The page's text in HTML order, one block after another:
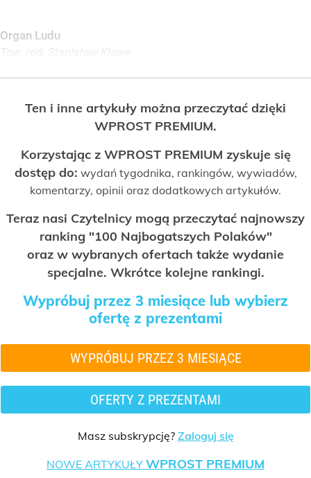
Organ Ludu
Tow. red. Stanisław Klawe
Ten i inne artykuły można przeczytać dzięki
WPROST PREMIUM.
Korzystając z WPROST PREMIUM zyskuje się
dostęp do: wydań tygodnika, rankingów, wywiadów,
komentarzy, opinii oraz dodatkowych artykułów.
Teraz nasi Czytelnicy mogą przeczytać najnowszy
ranking "100 Najbogatszych Polaków"
oraz w wybranych ofertach także wydanie
specjalne. Wkrótce kolejne rankingi.
Wypróbuj przez 3 miesiące lub wybierz
ofertę z prezentami
WYPRÓBUJ PRZEZ 3 MIESIĄCE
OFERTY Z PREZENTAMI
Masz subskrypcję? Zaloguj się
NOWE ARTYKUŁY WPROST PREMIUM